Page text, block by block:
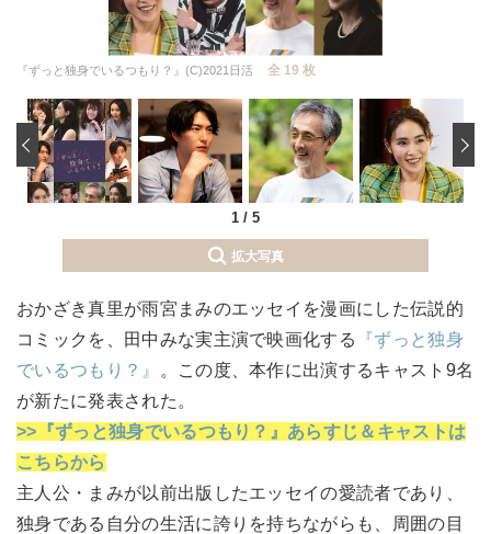
『ずっと独身でいるつもり？』(C)2021日活 全 19 枚
1 / 5
‹
拡大写真
おかざき真里が雨宮まみのエッセイを漫画にした伝説的
コミックを、田中みな実主演で映画化する
『ずっと独身
でいるつもり？』
。この度、本作に出演するキャスト9名
が新たに発表された。
>>『ずっと独身でいるつもり？』あらすじ＆キャストは
こちらから
主人公・まみが以前出版したエッセイの愛読者であり、
独身である自分の生活に誇りを持ちながらも、周囲の目